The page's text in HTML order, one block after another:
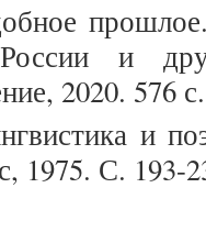
России и
2020. 576 с.
и
1975. С. 193-